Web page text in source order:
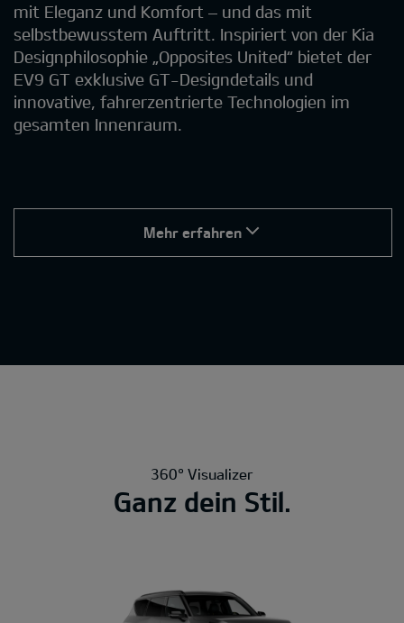
mit Eleganz und Komfort – und das mit
selbstbewusstem Auftritt. Inspiriert von der Kia
Designphilosophie „Opposites United“ bietet der
EV9 GT exklusive GT-Designdetails und
innovative, fahrerzentrierte Technologien im
gesamten Innenraum.
Mehr erfahren
360° Visualizer
Ganz dein Stil.